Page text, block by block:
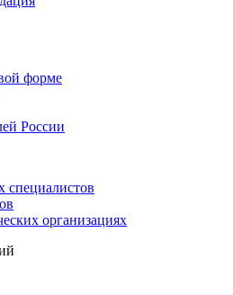
форме
России
специалистов
организациях